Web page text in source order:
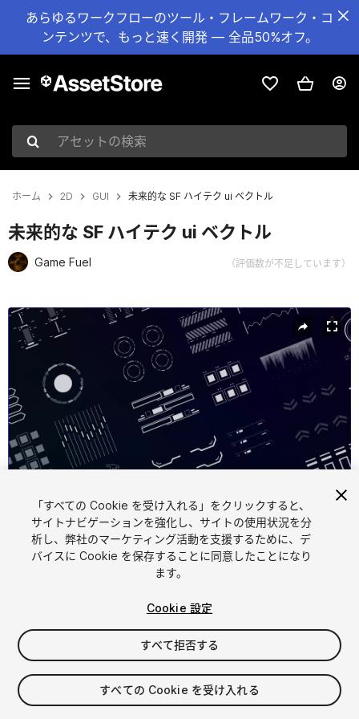
あらゆるワークフローのツール・フレームワーク・コ
ンテンツで、もっと速く開発 — 全品50%オフ。
アセットの検索
ホーム 2D GUI 未来的な SF ハイテク ui ベクトル
未来的な SF ハイテク ui ベクトル
Game Fuel （評価数が不足しています）
現在のスライド：1 / 2
1 /2
$8.99
消費税は決済時に計算されます
「すべての Cookie を受け入れる」をクリックすると、
サイトナビゲーションを強化し、サイトの使用状況を分
析し、弊社のマーケティング活動を支援するために、デ
バイスに Cookie を保存することに同意したことになり
ます。
Cookie 設定
すべて拒否する
すべての Cookie を受け入れる